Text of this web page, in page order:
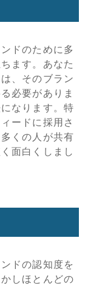
ドのために多
ます。あなた
、そのブラン
必要がありま
なります。特
ードに採用さ
くの人が共有
面白くしまし
ドの認知度を
しほとんどの